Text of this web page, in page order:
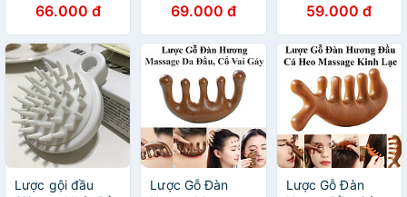
66.000 đ
Thắt Nơ Trang Trí
Tóc Trang Trí Kẹp
Tóc Hiện Đại
69.000 đ
kiểu tóc cỡ lớn
chuyên dùng làm
tóc
59.000 đ
Lược gội đầu
Lược Gỗ Đàn
Lược Gỗ Đàn